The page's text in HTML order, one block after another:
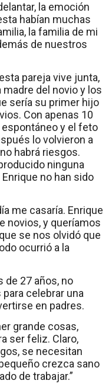
la emoción
habían muchas
la familia de mi
de nuestros
pareja vive junta,
madre del novio y los
sería su primer hijo
Con apenas 10
y el feto
lo volvieron a
habrá riesgos.
ninguna
no han sido
me casaría. Enrique
novios, y queríamos
se nos olvidó que
ocurrió a la
de 27 años, no
celebrar una
en padres.
grande cosas,
ser feliz. Claro,
se necesitan
crezca sano
de trabajar.”